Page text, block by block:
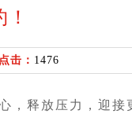
点击： 1476
，释放压力，迎接